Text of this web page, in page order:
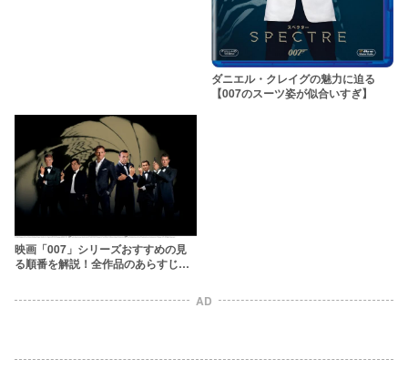
ダニエル・クレイグの魅力に迫る
【007のスーツ姿が似合いすぎ】
映画「007」シリーズおすすめの見
る順番を解説！全作品のあらすじを
AD